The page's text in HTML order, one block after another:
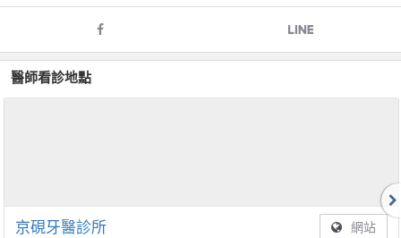
醫師看診地點
京硯牙醫診所
網站